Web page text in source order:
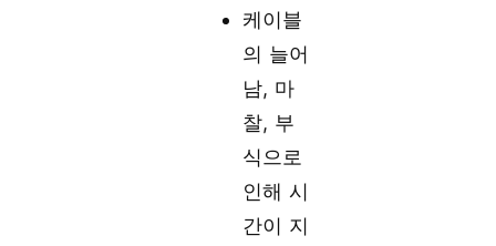
케이블
의 늘어
남, 마
찰, 부
식으로
인해 시
간이 지